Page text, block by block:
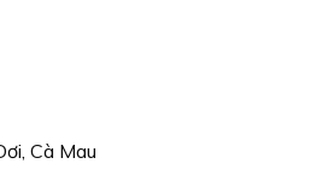
Cà Mau